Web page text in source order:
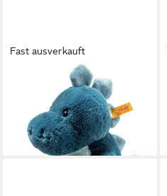
Fast ausverkauft
Kuscheltier Spott
Stegosaurus sitzend, 28 cm
37,99 €
lieferbar - in 2-3 Werktagen bei dir